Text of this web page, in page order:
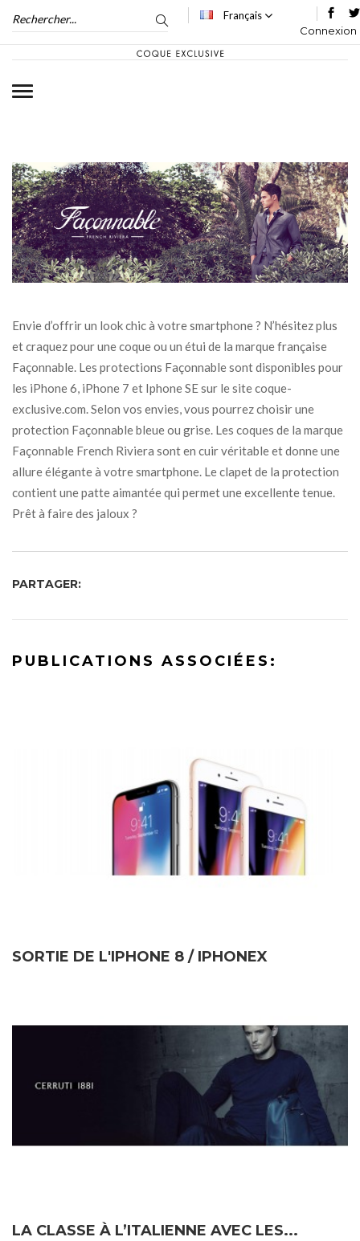
Français
Connexion
Envie d’offrir un look chic à votre smartphone ? N’hésitez plus
et craquez pour une coque ou un étui de la marque française
Façonnable. Les protections Façonnable sont disponibles pour
les iPhone 6, iPhone 7 et Iphone SE sur le site coque-
exclusive.com. Selon vos envies, vous pourrez choisir une
protection Façonnable bleue ou grise. Les coques de la marque
Façonnable French Riviera sont en cuir véritable et donne une
allure élégante à votre smartphone. Le clapet de la protection
contient une patte aimantée qui permet une excellente tenue.
Prêt à faire des jaloux ?
PARTAGER:
PUBLICATIONS ASSOCIÉES:
SORTIE DE L'IPHONE 8 / IPHONEX
LA CLASSE À L’ITALIENNE AVEC LES...